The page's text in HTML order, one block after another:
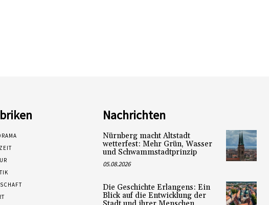
Nachrichten
Nürnberg macht Altstadt
wetterfest: Mehr Grün, Wasser
und Schwammstadtprinzip
05.08.2026
Die Geschichte Erlangens: Ein
Blick auf die Entwicklung der